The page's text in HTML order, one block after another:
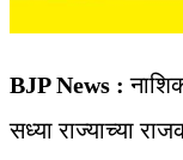
BJP News :
सध्या राज्याच्या